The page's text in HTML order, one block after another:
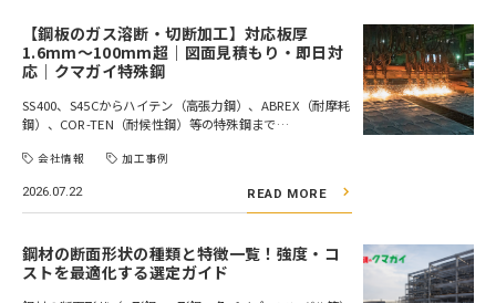
【鋼板のガス溶断・切断加工】対応板厚
1.6mm～100mm超｜図面見積もり・即日対
応｜クマガイ特殊鋼
SS400、S45Cからハイテン（高張力鋼）、ABREX（耐摩耗
鋼）、COR-TEN（耐候性鋼）等の特殊鋼まで…
会社情報 加工事例
2026.07.22 READ MORE
鋼材の断面形状の種類と特徴一覧！強度・コ
ストを最適化する選定ガイド